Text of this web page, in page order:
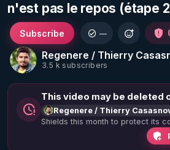
n'est pas le repos (étape
Regenere / Thierry
3.5 k subscribers
Subscribe —
This video may be deleted
Regenere / Thierry
Shields this month to protect its